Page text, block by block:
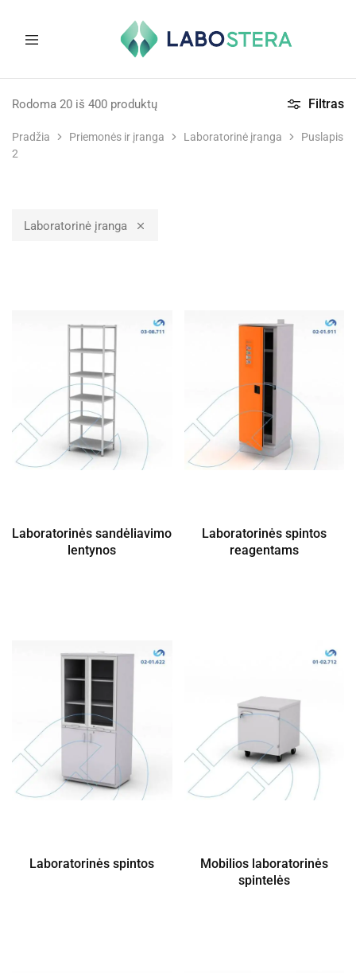
ir
medicininė
Pradžia Priemonės ir įranga Laboratorinė įranga
Puslapis
2
Filtras
Rodoma 20 iš 400 produktų
Laboratorinė įranga
Laboratorinės sandėliavimo
lentynos
Laboratorinės spintos
reagentams
Laboratorinės spintos
Mobilios laboratorinės
spintelės